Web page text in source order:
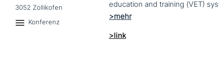
3052 Zollikofen
Konferenz
>link